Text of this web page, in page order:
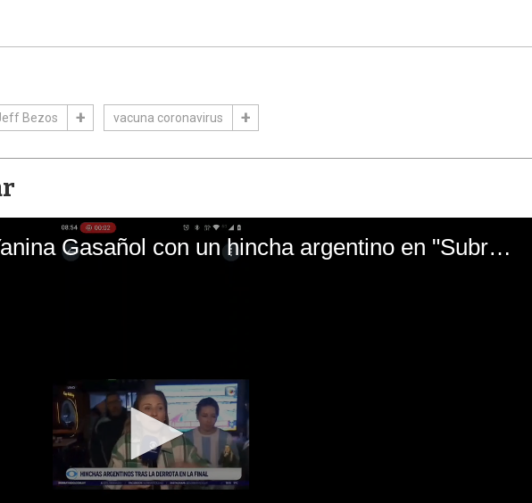
Bezos vacuna coronavirus
El mal momento de Yanina Gasañol con un hincha argentino en "Subrayado"